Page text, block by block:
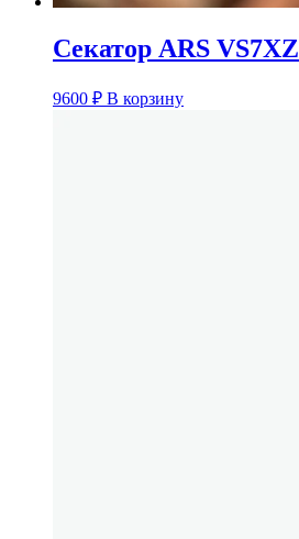
Секатор ARS VS7XZ
9600 ₽ В корзину